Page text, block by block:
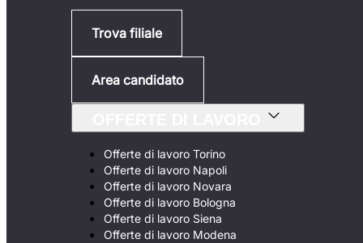
Trova filiale
Area candidato
Offerte di lavoro Torino
Offerte di lavoro Napoli
Offerte di lavoro Novara
Offerte di lavoro Bologna
Offerte di lavoro Siena
Offerte di lavoro Modena